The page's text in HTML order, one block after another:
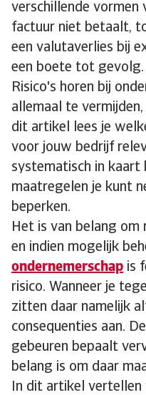
verschillende vormen
factuur niet betaalt,
een valutaverlies bij
een boete tot gevolg.
Risico's horen bij
allemaal te
dit artikel lees je
voor jouw bedrijf
systematisch in kaart
maatregelen je kunt
beperken.
Het is van belang om
en indien mogelijk
ondernemerschap is
risico. Wanneer je
zitten daar namelijk
consequenties aan.
gebeuren bepaalt
belang is om daar
In dit artikel vertellen